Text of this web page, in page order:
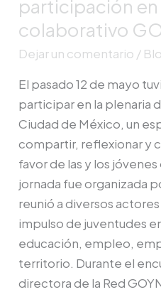
participación en
colaborativo
Dejar un comentario /
El pasado 12 de mayo
participar en la plenaria
Ciudad de México, un
compartir, reflexionar y
favor de las y los
jornada fue organizada
reunió a diversos
impulso de juventudes
educación, empleo,
territorio. Durante el
directora de la Red
del
colaborativo
GOYN
CDMX